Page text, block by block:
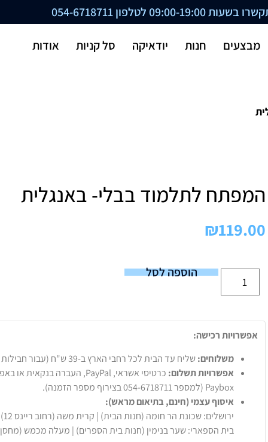
09:00-19:00 לטלפון 054-6718711
מבצעים חנות יודאיקה סל קניות אודות
המפתח לתלמוד בבלי- באנגלית
₪119.00
הוספה לסל
אפשרויות רכישה:
משלוחים:שליח עד הבית לכל רחבי הארץ ב-39 ש"ח (עבור חבילות עד 20 ק"ג).
אפשרויות תשלום:
Paybox (למספר 054-6718711 בצירוף מספר הזמנה).
איסוף עצמי (חינם, בתיאום מראש):
ירושלים: שכונת הר חומה (חנות הבית) | קרית משה (רחוב ריינס 12)
בית הספארי: שער בנימין (חנות בית הספרים) | מעלה מכמש